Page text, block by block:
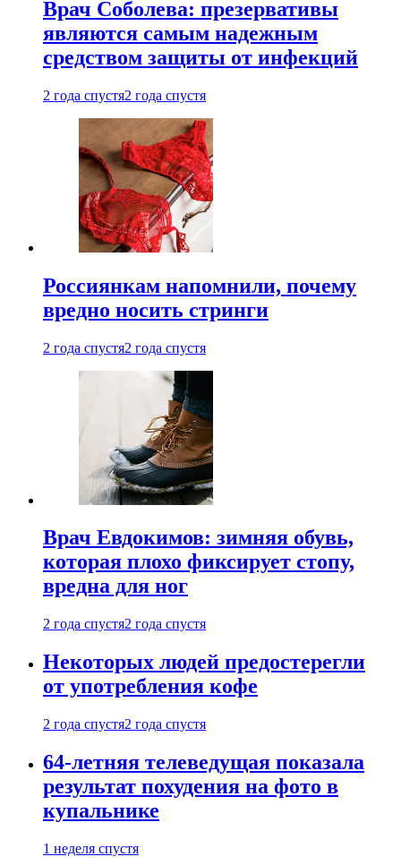
Врач Соболева: презервативы
являются самым надежным
средством защиты от инфекций
2 года спустя2 года спустя
Россиянкам напомнили, почему
вредно носить стринги
2 года спустя2 года спустя
Врач Евдокимов: зимняя обувь,
которая плохо фиксирует стопу,
вредна для ног
2 года спустя2 года спустя
Некоторых людей предостерегли
от употребления кофе
2 года спустя2 года спустя
64-летняя телеведущая показала
результат похудения на фото в
купальнике
1 неделя спустя